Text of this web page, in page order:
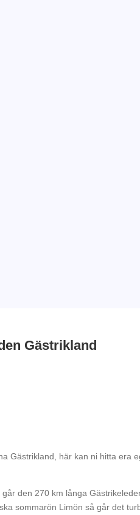
Gästrikland
Gästrikland, här kan ni hitta era
går den 270 km långa
sommarön Limön så går det